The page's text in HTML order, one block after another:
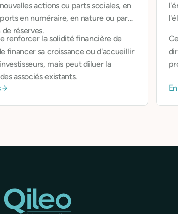
actions ou parts sociales, en
en numéraire, en nature ou par
réserves.
renforcer la solidité financière de
financer sa croissance ou d'accueillir
mais peut diluer la
associés existants.